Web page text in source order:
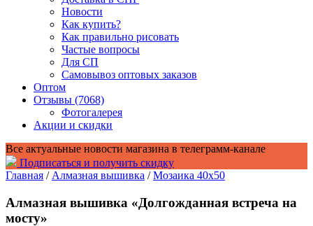
Новости
Как купить?
Как правильно рисовать
Частые вопросы
Для СП
Самовывоз оптовых заказов
Оптом
Отзывы (7068)
Фотогалерея
Акции и скидки
Все актуальные новости магазина в телеграмм-канале
Подписаться и получить скидку
Главная / Алмазная вышивка /Мозаика 40x50
Алмазная вышивка «Долгожданная встреча на
мосту»